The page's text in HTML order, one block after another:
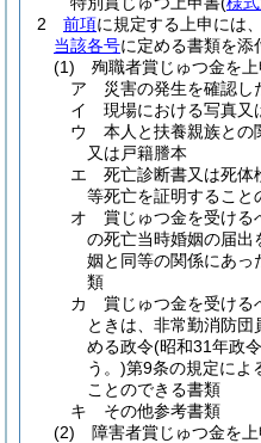
2
前項に規定する上申には、
当該各号に定める書類を添
(1)
殉職者賞じゅつ金を
ア
災害の発生を確認し
イ
現場における写真又
ウ
本人と扶養親族との
又は戸籍謄本
エ
死亡診断書又は死体
等死亡を証明すること
オ
賞じゅつ金を受ける
の死亡当時婚姻の届出
姻と同等の関係にあっ
類
カ
賞じゅつ金を受ける
ときは、非常勤消防
める政令(昭和31年政
う。)第9条の規定によ
ことのできる書類
キ
その他参考書類
(2)
障害者賞じゅつ金を